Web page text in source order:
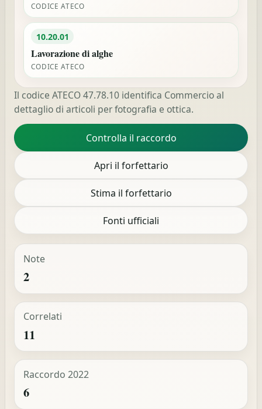
CODICE ATECO
10.20.01
Lavorazione di alghe
CODICE ATECO
Il codice ATECO 47.78.10 identifica Commercio al
dettaglio di articoli per fotografia e ottica.
Controlla il raccordo
Apri il forfettario
Stima il forfettario
Fonti ufficiali
Note
2
Correlati
11
Raccordo 2022
6